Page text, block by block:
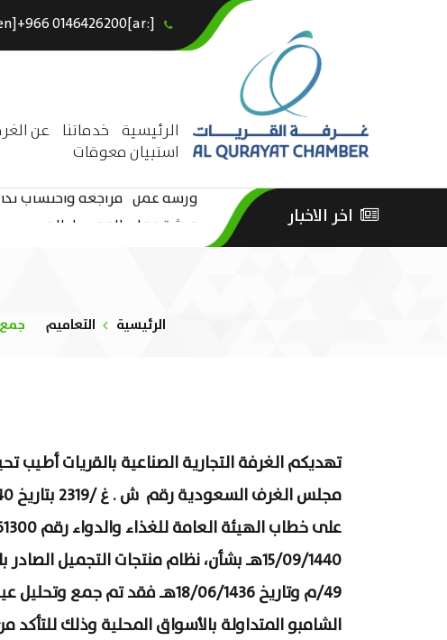
[:ar]966146426200+[:en]+966 0146426200[:]
الرئيسية خدماتنا عن
استبيان معوقات
اخر الاخبار
ورشة عمل “مراجعة واحتساب
الثقافة – السياحة”
ورشة عمل : العمـــــل الحـــــر
الرئيسية التعاميم جمع
تهديكم الغرفة التجارية الصناعية بالقريات أطيب
مجلس الغرف السعودية
15/09/1440هـ بشأن، نظام منتجات التجميل
49/م وتاريخ 18/06/1436هـ فقد تم جمع
الشامبو المتداولة بالأسواق المحلية وذلك للتأكد